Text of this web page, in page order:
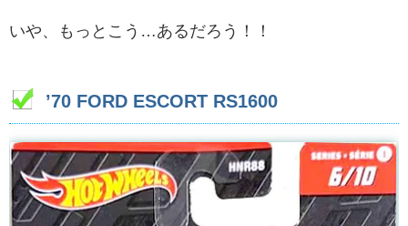
いや、もっとこう…あるだろう！！
’70 FORD ESCORT RS1600